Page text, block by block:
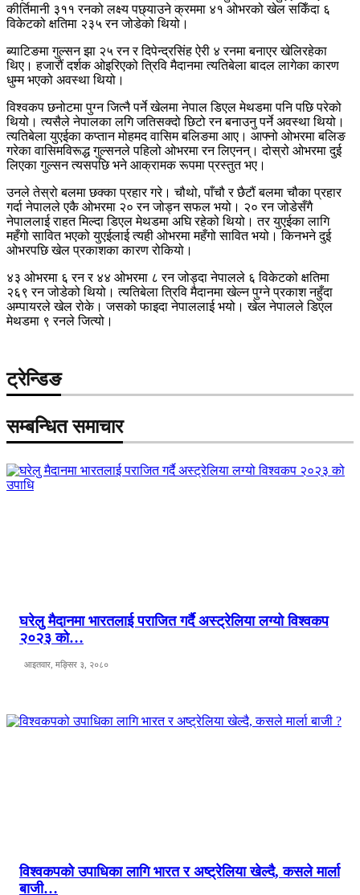
कीर्तिमानी ३११ रनको लक्ष्य पछ्याउने क्रममा ४१ ओभरको खेल सकिँदा ६
विकेटको क्षतिमा २३५ रन जोडेको थियो।
ब्याटिङमा गुल्सन झा २५ रन र दिपेन्द्रसिंह ऐरी ४ रनमा बनाएर खेलिरहेका
थिए। हजारौं दर्शक ओइरिएको त्रिवि मैदानमा त्यतिबेला बादल लागेका कारण
धुम्म भएको अवस्था थियो।
विश्वकप छनोटमा पुग्न जित्नै पर्ने खेलमा नेपाल डिएल मेथडमा पनि पछि परेको
थियो। त्यसैले नेपालका लगि जतिसक्दो छिटो रन बनाउनु पर्ने अवस्था थियो।
त्यतिबेला युएईका कप्तान मोहमद वासिम बलिङमा आए। आफ्नो ओभरमा बलिङ
गरेका वासिमविरूद्ध गुल्सनले पहिलो ओभरमा रन लिएनन्। दोस्रो ओभरमा दुई
लिएका गुल्सन त्यसपछि भने आक्रामक रूपमा प्रस्तुत भए।
उनले तेस्रो बलमा छक्का प्रहार गरे। चौथो, पाँचौ र छैटौं बलमा चौका प्रहार
गर्दा नेपालले एकै ओभरमा २० रन जोड्न सफल भयो। २० रन जोडेसँगै
नेपाललाई राहत मिल्दा डिएल मेथडमा अघि रहेको थियो। तर युएईका लागि
महँगो सावित भएको युएईलाई त्यही ओभरमा महँगो सावित भयो। किनभने दुई
ओभरपछि खेल प्रकाशका कारण रोकियो।
४३ ओभरमा ६ रन र ४४ ओभरमा ८ रन जोड्दा नेपालले ६ विकेटको क्षतिमा
२६९ रन जोडेको थियो। त्यतिबेला त्रिवि मैदानमा खेल्न पुग्ने प्रकाश नहुँदा
अम्पायरले खेल रोके। जसको फाइदा नेपाललाई भयो। खेल नेपालले डिएल
मेथडमा ९ रनले जित्यो।
ट्रेन्डिङ
सम्बन्धित समाचार
घरेलु मैदानमा भारतलाई पराजित गर्दै अस्ट्रेलिया लग्यो विश्वकप
२०२३ को…
आइतवार, मङ्सिर ३, २०८०
विश्वकपको उपाधिका लागि भारत र अष्ट्रेलिया खेल्दै, कसले मार्ला
बाजी…